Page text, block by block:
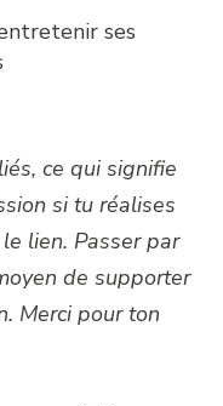
ses
ce qui signifie
si tu réalises
lien. Passer par
de supporter
Merci pour ton